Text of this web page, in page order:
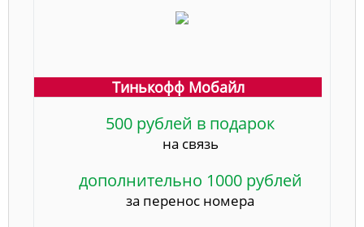
Тинькофф Мобайл
500 рублей в подарок
на связь
дополнительно 1000 рублей
за перенос номера